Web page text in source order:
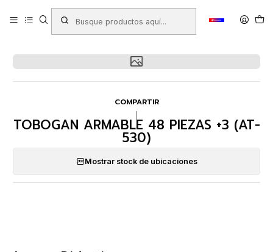
Productos JUGUETERIA Juegos Didacticos
TOBOGAN ARMABLE 48 PIEZAS +3 (AT-530)
COMPARTIR
TOBOGAN ARMABLE 48 PIEZAS +3 (AT-
530)
Mostrar stock de ubicaciones